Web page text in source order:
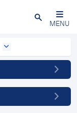
Schließen
MENU